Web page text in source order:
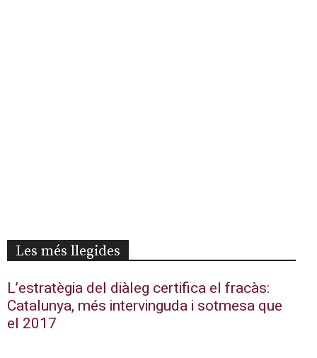
Les més llegides
L’estratègia del diàleg certifica el fracàs:
Catalunya, més intervinguda i sotmesa que
el 2017